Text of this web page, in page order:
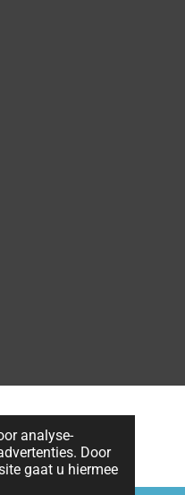
analyse-
Door
gaat u hiermee